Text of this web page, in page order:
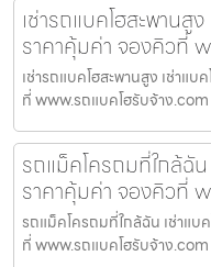
เช่ารถแบคโฮสะพาน
ราคาคุ้มค่า จองคิวที่
เช่ารถแบคโฮสะพานสูง เช่าแ
ที่ www.รถแบคโฮรับจ้าง
รถแม็คโครถมที่ใกล้ฉั
ราคาคุ้มค่า จองคิวที่
รถแม็คโครถมที่ใกล้ฉัน เช่าแ
ที่ www.รถแบคโฮรับจ้าง